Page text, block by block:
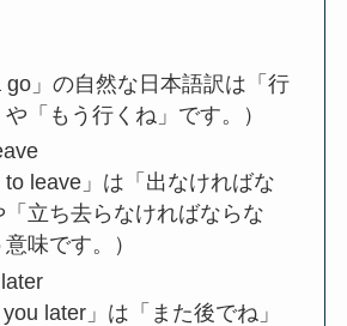
go」の自然な日本語訳は「行
「もう行くね」です。）
to leave」は「出なければな
「立ち去らなければならな
味です。）
you later」は「また後でね」